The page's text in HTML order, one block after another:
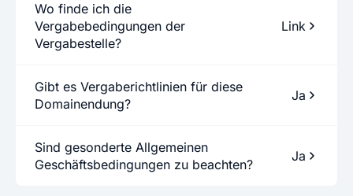
Wo finde ich die
Vergabebedingungen der
Vergabestelle?
Link
Gibt es Vergaberichtlinien für diese
Domainendung?
Ja
Sind gesonderte Allgemeinen
Geschäftsbedingungen zu beachten?
Ja